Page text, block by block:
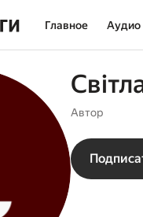
Главное Аудио
Автор